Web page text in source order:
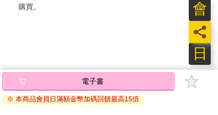
購買。
電子書
※ 本商品會員日滿額金幣加碼回饋最高15倍
日
員
會